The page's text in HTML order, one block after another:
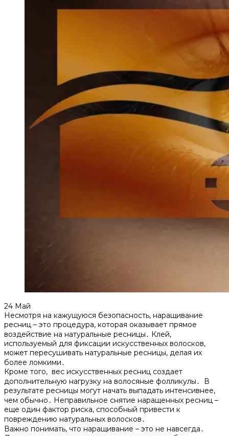
24 Май
Несмотря на кажущуюся безопасность, наращивание
ресниц – это процедура, которая оказывает прямое
воздействие на натуральные ресницы․ Клей,
используемый для фиксации искусственных волосков,
может пересушивать натуральные ресницы, делая их
более ломкими․
Кроме того, вес искусственных ресниц создает
дополнительную нагрузку на волосяные фолликулы․ В
результате ресницы могут начать выпадать интенсивнее,
чем обычно․ Неправильное снятие наращенных ресниц –
еще один фактор риска, способный привести к
повреждению натуральных волосков․
Важно понимать, что наращивание – это не навсегда․